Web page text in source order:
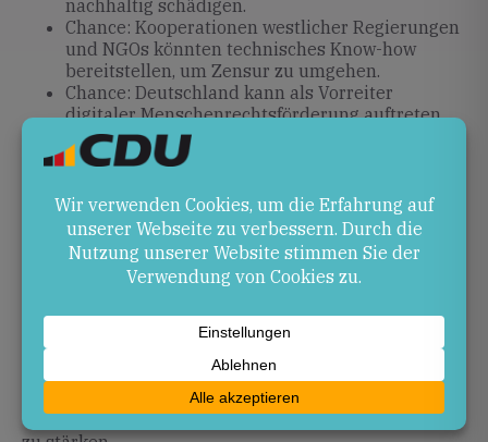
nachhaltig schädigen.
Chance: Kooperationen westlicher Regierungen
und NGOs könnten technisches Know-how
bereitstellen, um Zensur zu umgehen.
Chance: Deutschland kann als Vorreiter
digitaler Menschenrechtsförderung auftreten
und Modellprojekte initiieren.
Ausblick
Es ist zu erwarten, dass die Internetsperre
fortbesteht und Proteste weiterhin von
Informationsmangel geprägt bleiben. Der Druck auf
die Bundesregierung, sich international für den
freien Datenfluss einzusetzen, wird voraussichtlich
zunehmen. Langfristig könnten technische
Hilfsprogramme und diplomatische Initiativen dazu
beitragen, die digitale Kommunikation
wiederherzustellen und den Schutz der Bürgerrechte